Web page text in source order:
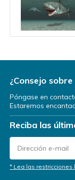
¿Consejo
Póngase en
Estaremos
Reciba las
* Lea las